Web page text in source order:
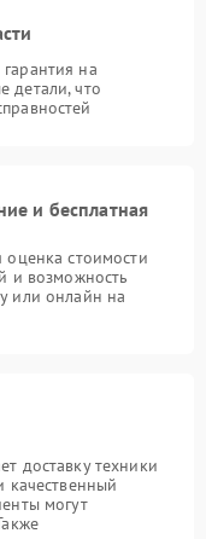
на
детали, что
и бесплатная
оценка стоимости
и возможность
или онлайн на
доставку техники
качественный
могут